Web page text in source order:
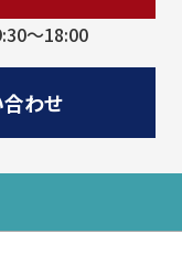
〜18:00
わせ